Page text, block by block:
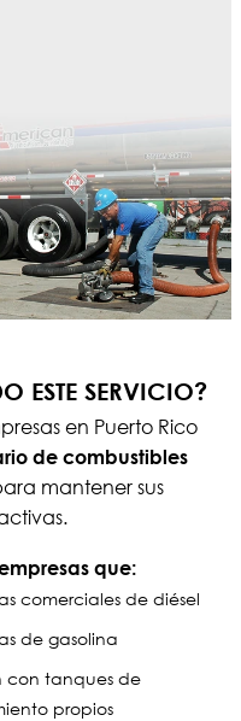
ESTE SERVICIO?
en Puerto Rico
de combustibles
mantener sus
que:
comerciales de diésel
de gasolina
con tanques de
propios